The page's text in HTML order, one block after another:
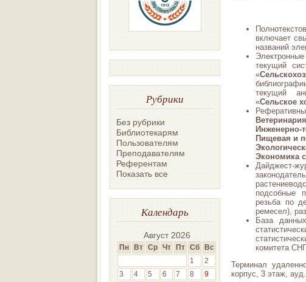
Рубрики
Без рубрики
Библиотекарям
Пользователям
Преподавателям
Референтам
Показать все
Календарь
Август 2026
Пн Вт Ср Чт Пт Сб Вс
1
2
3
4 5 6 7 8
9
включает
названий
текущий
«
текущий
«Сельское
Ветеринария
Инженерно-
Пищевая и
Экономика
Дайджест-
подсобные
резьба по
ремесел),
База
комитета СНГ
Терминал
корпус, 3 этаж, ауд.